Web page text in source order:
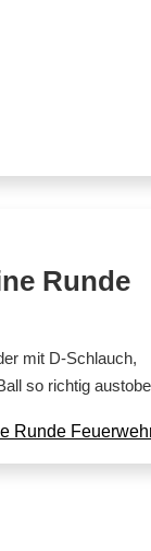
Runde
mit D-Schlauch,
so richtig
Runde